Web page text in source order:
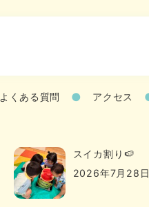
よくある質問 アクセス
スイカ割り🍉
2026年7月28日